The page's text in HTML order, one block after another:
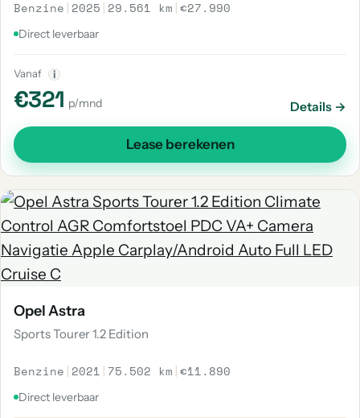
Benzine | 2025 | 29.561 km |€27.990
Direct leverbaar
Vanaf i
€321 p/mnd Details →
Lease berekenen
Opel Astra
Sports Tourer 1.2 Edition
Benzine | 2021 | 75.502 km |€11.890
Direct leverbaar